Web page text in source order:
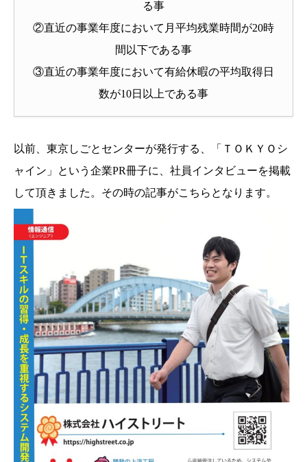
る事
②直近の事業年度において月平均残業時間が20時
間以下である事
③直近の事業年度において有給休暇の平均取得日
数が10日以上である事
以前、東京しごとセンターが発行する、「ＴＯＫＹＯシ
ャイン」という企業PR冊子に、社員インタビューを掲載
して頂きました。その時の記事がこちらとなります。